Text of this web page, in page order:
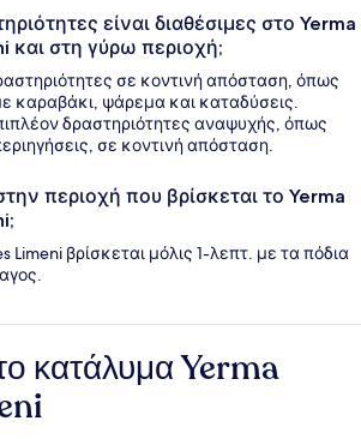
είναι διαθέσιμες στο Yerma
και στη γύρω περιοχή;
σε κοντινή απόσταση, όπως
καραβάκι, ψάρεμα και καταδύσεις.
δραστηριότητες αναψυχής, όπως
σε κοντινή απόσταση.
περιοχή που βρίσκεται το Yerma
Limeni βρίσκεται μόλις 1-λεπτ. με τα πόδια
κατάλυμα Yerma